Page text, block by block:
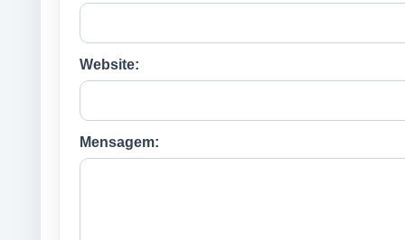
Website:
Mensagem: